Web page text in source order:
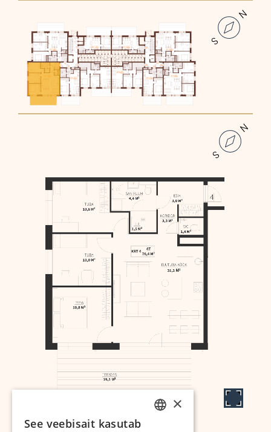
×
See veebisait kasutab